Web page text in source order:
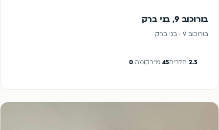
בורוכוב 9, בני ברק
בורוכוב 9 · בני ברק
2.5 חדרים45 מ"רקומה0